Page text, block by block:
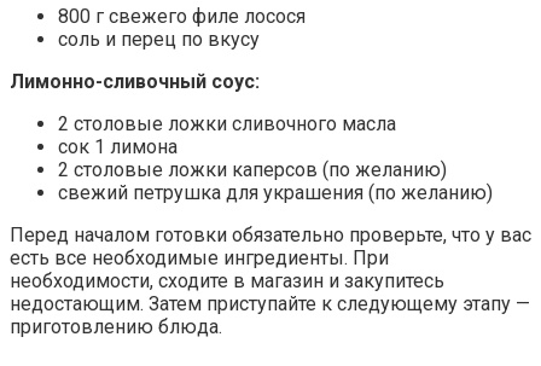
800 г свежего филе лосося
соль и перец по вкусу
Лимонно-сливочный соус:
2 столовые ложки сливочного масла
сок 1 лимона
2 столовые ложки каперсов (по желанию)
свежий петрушка для украшения (по желанию)
Перед началом готовки обязательно проверьте, что у вас
есть все необходимые ингредиенты. При
необходимости, сходите в магазин и закупитесь
недостающим. Затем приступайте к следующему этапу —
приготовлению блюда.